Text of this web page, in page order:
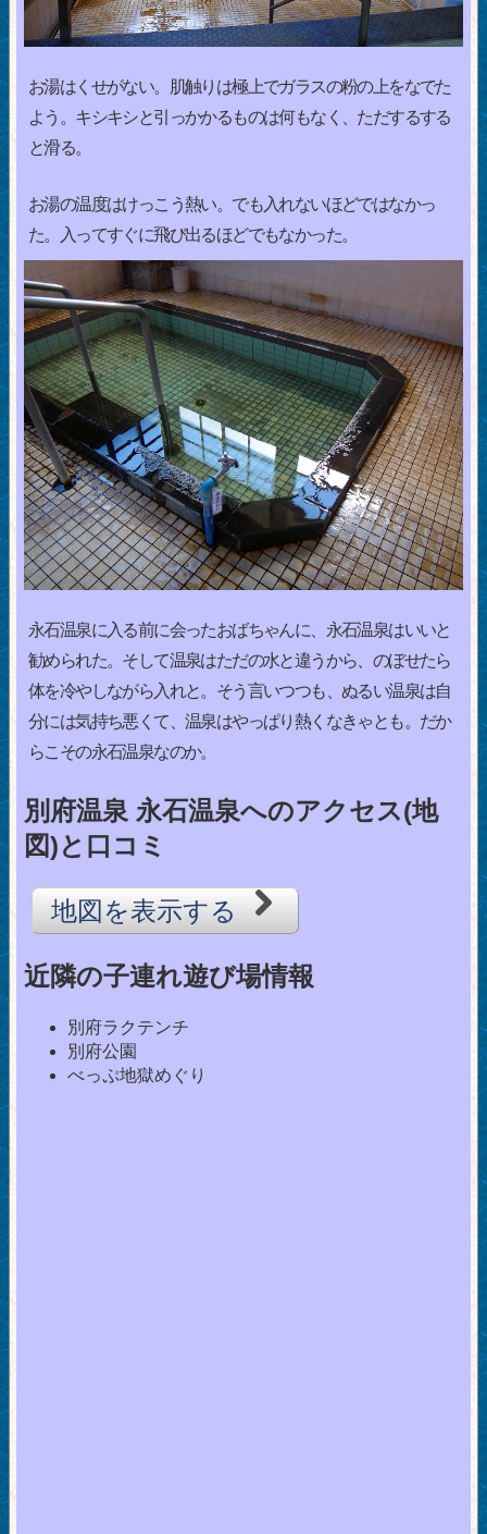
お湯はくせがない。肌触りは極上でガラスの粉の上をなでた
よう。キシキシと引っかかるものは何もなく、ただするする
と滑る。
お湯の温度はけっこう熱い。でも入れないほどではなかっ
た。入ってすぐに飛び出るほどでもなかった。
永石温泉に入る前に会ったおばちゃんに、永石温泉はいいと
勧められた。そして温泉はただの水と違うから、のぼせたら
体を冷やしながら入れと。そう言いつつも、ぬるい温泉は自
分には気持ち悪くて、温泉はやっぱり熱くなきゃとも。だか
らこその永石温泉なのか。
別府温泉 永石温泉へのアクセス(地
図)と口コミ
地図を表示する
近隣の子連れ遊び場情報
別府ラクテンチ
別府公園
べっぷ地獄めぐり